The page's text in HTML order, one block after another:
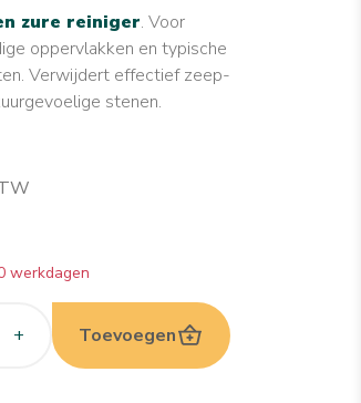
zure reiniger. Voor
oppervlakken en typische
Verwijdert effectief zeep-
stenen.
werkdagen
+ Toevoegen